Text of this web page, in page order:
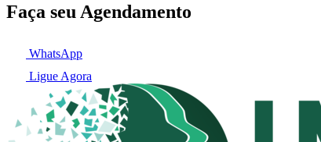
Faça seu Agendamento
WhatsApp
Ligue Agora